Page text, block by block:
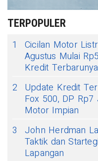
TERPOPULER
1
Cicilan Motor
Agustus Mulai
Kredit Terbarunya
2
Update Kredit
Fox 500, DP Rp7
Motor Impian
3
John Herdman
Taktik dan
Lapangan